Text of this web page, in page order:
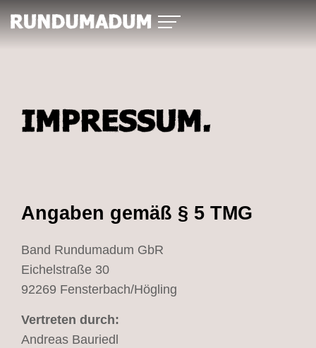
Angaben gemäß § 5 TMG
Band Rundumadum GbR
Eichelstraße 30
92269 Fensterbach/Högling
Vertreten durch:
Andreas Bauriedl